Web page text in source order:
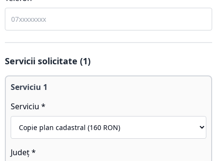
Servicii solicitate (1)
Serviciu 1
Serviciu *
Județ *